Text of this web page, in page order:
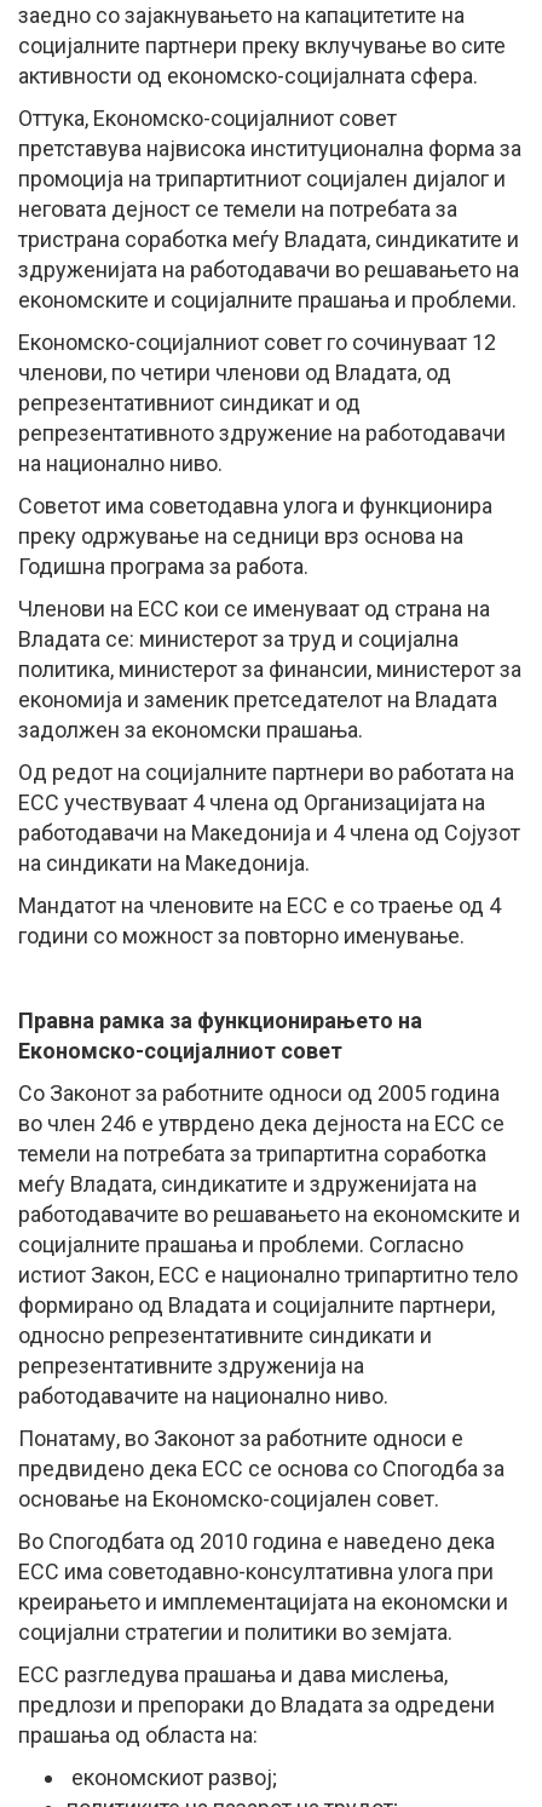
заедно со зајакнувањето на капацитетите на
социјалните партнери преку вклучување во сите
активности од економско-социјалната сфера.
Оттука, Економско-социјалниот совет
претставува највисока институционална форма за
промоција на трипартитниот социјален дијалог и
неговата дејност се темели на потребата за
тристрана соработка меѓу Владата, синдикатите и
здруженијата на работодавачи во решавањето на
економските и социјалните прашања и проблеми.
Економско-социјалниот совет го сочинуваат 12
членови, по четири членови од Владата, од
репрезентативниот синдикат и од
репрезентативното здружение на работодавачи
на национално ниво.
Советот има советодавна улога и функционира
преку одржување на седници врз основа на
Годишна програма за работа.
Членови на ЕСС кои се именуваат од страна на
Владата се: министерот за труд и социјална
политика, министерот за финансии, министерот за
економија и заменик претседателот на Владата
задолжен за економски прашања.
Од редот на социјалните партнери во работата на
ЕСС учествуваат 4 члена од Организацијата на
работодавачи на Македонија и 4 члена од Сојузот
на синдикати на Македонија.
Мандатот на членовите на ЕСС е со траење од 4
години со можност за повторно именување.
Правна рамка за функционирањето на
Економско-социјалниот совет
Со Законот за работните односи од 2005 година
во член 246 е утврдено дека дејноста на ЕСС се
темели на потребата за трипартитна соработка
меѓу Владата, синдикатите и здруженијата на
работодавачите во решавањето на економските и
социјалните прашања и проблеми. Согласно
истиот Закон, ЕСС е национално трипартитно тело
формирано од Владата и социјалните партнери,
односно репрезентативните синдикати и
репрезентативните здруженија на
работодавачите на национално ниво.
Понатаму, во Законот за работните односи е
предвидено дека ЕСС се основа со Спогодба за
основање на Економско-социјален совет.
Во Спогодбата од 2010 година е наведено дека
ЕСС има советодавно-консултативна улога при
креирањето и имплементацијата на економски и
социјални стратегии и политики во земјата.
ЕСС разгледува прашања и дава мислења,
предлози и препораки до Владата за одредени
прашања од областа на:
економскиот развој;